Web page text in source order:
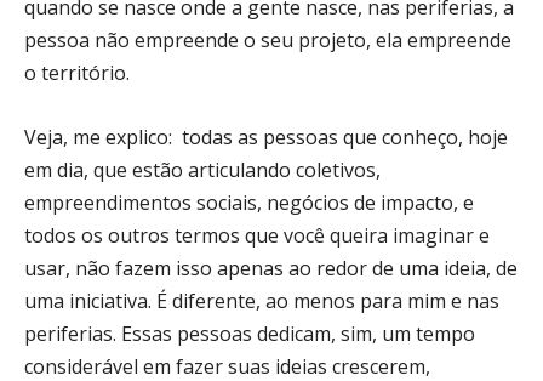
quando se nasce onde a gente nasce, nas periferias, a
pessoa não empreende o seu projeto, ela empreende
o território.
Veja, me explico: todas as pessoas que conheço, hoje
em dia, que estão articulando coletivos,
empreendimentos sociais, negócios de impacto, e
todos os outros termos que você queira imaginar e
usar, não fazem isso apenas ao redor de uma ideia, de
uma iniciativa. É diferente, ao menos para mim e nas
periferias. Essas pessoas dedicam, sim, um tempo
considerável em fazer suas ideias crescerem,